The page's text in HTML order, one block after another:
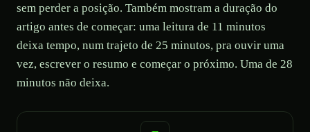
sem perder a posição. Também mostram a duração do
artigo antes de começar: uma leitura de 11 minutos
deixa tempo, num trajeto de 25 minutos, pra ouvir uma
vez, escrever o resumo e começar o próximo. Uma de 28
minutos não deixa.